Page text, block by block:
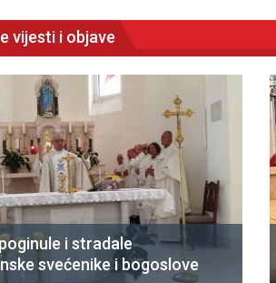
vijesti i objave
i stradale
svećenike i bogoslove